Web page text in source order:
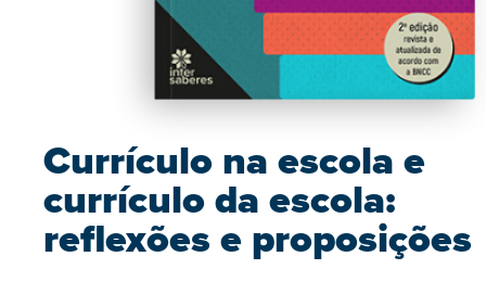
Currículo na escola e
currículo da escola:
reflexões e proposições